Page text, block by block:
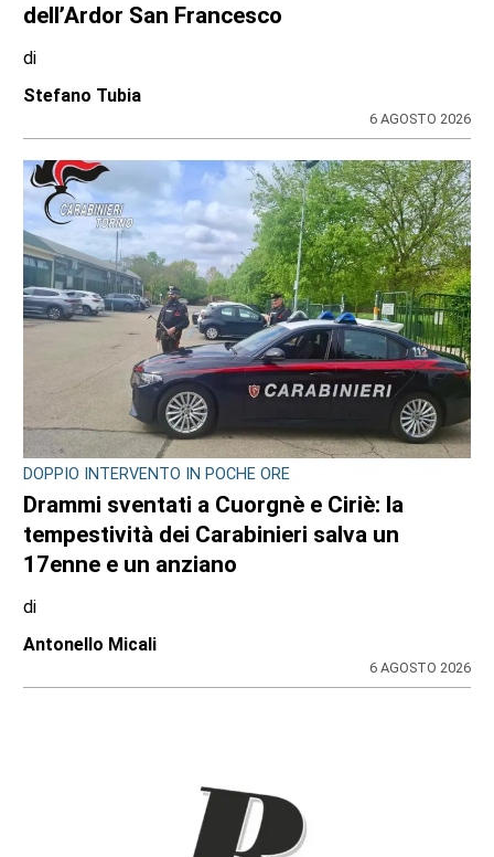
dell’Ardor San Francesco
di
Stefano Tubia
6 AGOSTO 2026
DOPPIO INTERVENTO IN POCHE ORE
Drammi sventati a Cuorgnè e Ciriè: la
tempestività dei Carabinieri salva un
17enne e un anziano
di
Antonello Micali
6 AGOSTO 2026